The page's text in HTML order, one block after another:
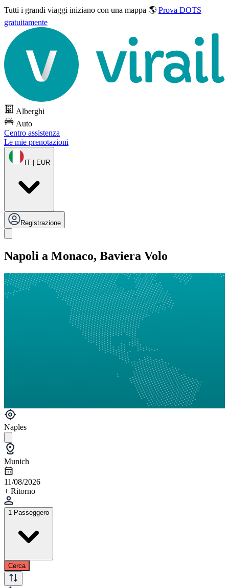
Tutti i grandi viaggi iniziano con una mappa 🌎 Prova DOTS
gratuitamente
Alberghi
Auto
Centro assistenza
Le mie prenotazioni
IT | EUR
Registrazione
Napoli a Monaco, Baviera Volo
Naples
Munich
11/08/2026
+ Ritorno
1 Passeggero
Cerca